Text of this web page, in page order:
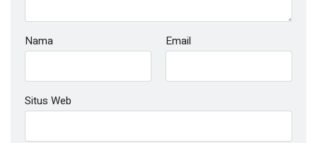
Nama Email
Situs Web